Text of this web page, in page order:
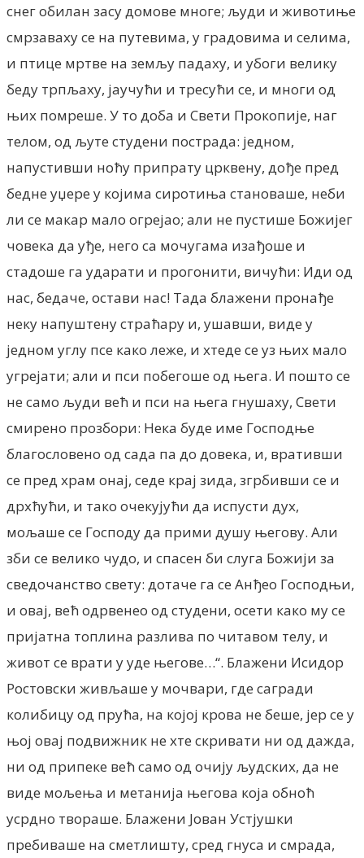
снег обилан засу домове многе; људи и животиње
смрзаваху се на путевима, у градовима и селима,
и птице мртве на земљу падаху, и убоги велику
беду трпљаху, јаучући и тресући се, и многи од
њих помреше. У то доба и Свети Прокопије, наг
телом, од љуте студени пострада: једном,
напустивши ноћу припрату црквену, дође пред
бедне уџере у којима сиротиња становаше, неби
ли се макар мало огрејао; али не пустише Божијег
човека да уђе, него са мочугама изађоше и
стадоше га ударати и прогонити, вичући: Иди од
нас, бедаче, остави нас! Тада блажени пронађе
неку напуштену страћару и, ушавши, виде у
једном углу псе како леже, и хтеде се уз њих мало
угрејати; али и пси побегоше од њега. И пошто се
не само људи већ и пси на њега гнушаху, Свети
смирено прозбори: Нека буде име Господње
благословено од сада па до довека, и, вративши
се пред храм онај, седе крај зида, згрбивши се и
дрхћући, и тако очекујући да испусти дух,
мољаше се Господу да прими душу његову. Али
зби се велико чудо, и спасен би слуга Божији за
сведочанство свету: дотаче га се Анђео Господњи,
и овај, већ одрвенео од студени, осети како му се
пријатна топлина разлива по читавом телу, и
живот се врати у уде његове…“. Блажени Исидор
Ростовски живљаше у мочвари, где сагради
колибицу од прућа, на којој крова не беше, јер се у
њој овај подвижник не хте скривати ни од дажда,
ни од припеке већ само од очију људских, да не
виде мољења и метанија његова која обноћ
усрдно твораше. Блажени Јован Устјушки
пребиваше на сметлишту, сред гнуса и смрада,